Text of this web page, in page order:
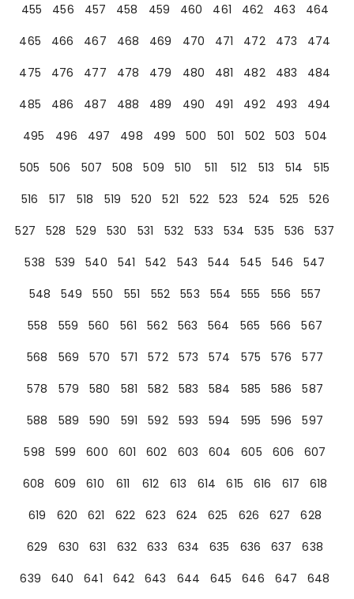
455
456 457 458 459 460 461 462 463
464
465
466 467 468 469 470 471 472 473
474
475
476 477 478 479 480 481 482 483
484
485
486 487 488 489 490 491 492 493
494
495
496 497 498 499 500 501 502 503
504
505
506 507 508 509 510 511 512 513 514
515
516
517 518 519 520 521 522 523 524 525
526
527
528 529 530 531 532 533 534 535 536
537
538
539 540 541 542 543 544 545 546
547
548
549 550 551 552 553 554 555 556
557
558
559 560 561 562 563 564 565 566
567
568
569 570 571 572 573 574 575 576
577
578
579 580 581 582 583 584 585 586
587
588
589 590 591 592 593 594 595 596
597
598
599 600 601 602 603 604 605 606
607
608
609 610 611 612 613 614 615 616 617
618
619
620 621 622 623 624 625 626 627
628
629
630 631 632 633 634 635 636 637
638
639
640 641 642 643 644 645 646 647
648